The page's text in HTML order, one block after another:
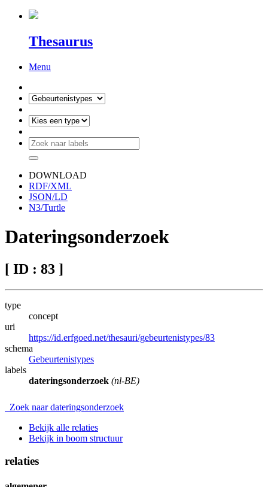
Thesaurus
Menu
DOWNLOAD
RDF/XML
JSON/LD
N3/Turtle
Dateringsonderzoek
[ ID : 83 ]
type
concept
uri
https://id.erfgoed.net/thesauri/gebeurtenistypes/83
schema
Gebeurtenistypes
labels
dateringsonderzoek (nl-BE)
Zoek naar dateringsonderzoek
Bekijk alle relaties
Bekijk in boom structuur
relaties